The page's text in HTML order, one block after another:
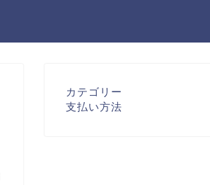
カテゴリー
支払い方法